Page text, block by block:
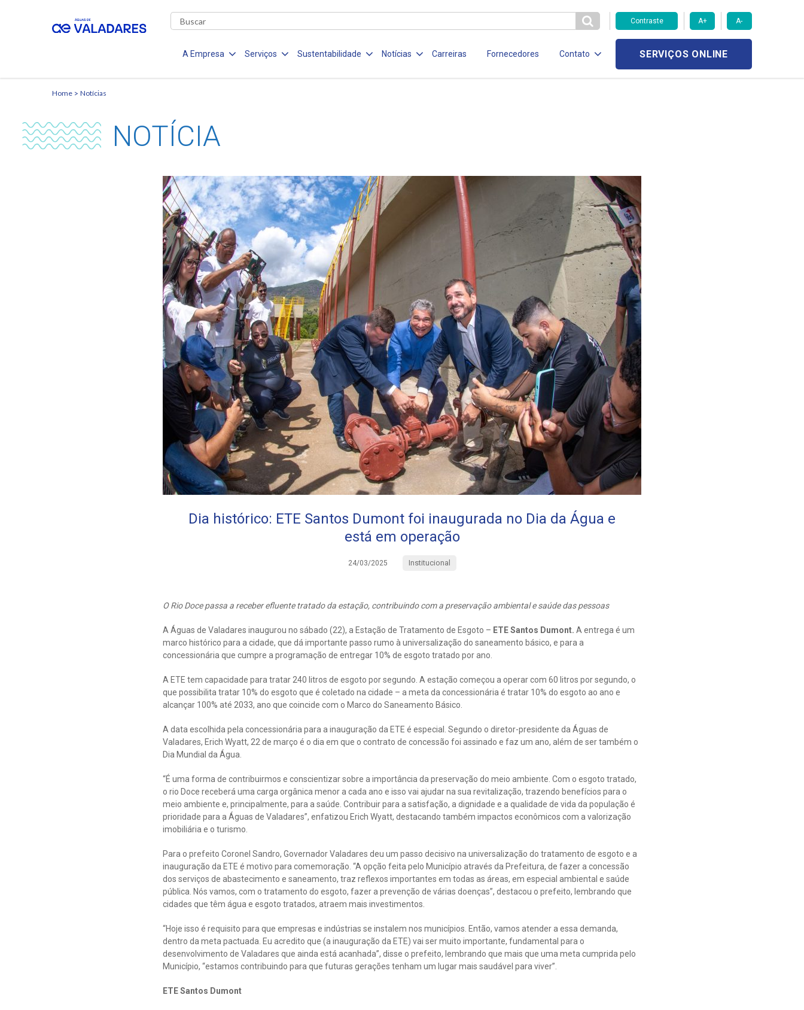
Contraste A+ A-
A Empresa Serviços Sustentabilidade Notícias Carreiras Fornecedores Contato SERVIÇOS ONLINE
Home Notícias
NOTÍCIA
Dia histórico: ETE Santos Dumont foi inaugurada no Dia da Água e
está em operação
24/03/2025 Institucional
O Rio Doce passa a receber efluente tratado da estação, contribuindo com a preservação ambiental e saúde das pessoas
A Águas de Valadares inaugurou no sábado (22), a Estação de Tratamento de Esgoto – ETE Santos Dumont. A entrega é um
marco histórico para a cidade, que dá importante passo rumo à universalização do saneamento básico, e para a
concessionária que cumpre a programação de entregar 10% de esgoto tratado por ano.
A ETE tem capacidade para tratar 240 litros de esgoto por segundo. A estação começou a operar com 60 litros por segundo, o
que possibilita tratar 10% do esgoto que é coletado na cidade – a meta da concessionária é tratar 10% do esgoto ao ano e
alcançar 100% até 2033, ano que coincide com o Marco do Saneamento Básico.
A data escolhida pela concessionária para a inauguração da ETE é especial. Segundo o diretor-presidente da Águas de
Valadares, Erich Wyatt, 22 de março é o dia em que o contrato de concessão foi assinado e faz um ano, além de ser também o
Dia Mundial da Água.
“É uma forma de contribuirmos e conscientizar sobre a importância da preservação do meio ambiente. Com o esgoto tratado,
o rio Doce receberá uma carga orgânica menor a cada ano e isso vai ajudar na sua revitalização, trazendo benefícios para o
meio ambiente e, principalmente, para a saúde. Contribuir para a satisfação, a dignidade e a qualidade de vida da população é
prioridade para a Águas de Valadares”, enfatizou Erich Wyatt, destacando também impactos econômicos com a valorização
imobiliária e o turismo.
Para o prefeito Coronel Sandro, Governador Valadares deu um passo decisivo na universalização do tratamento de esgoto e a
inauguração da ETE é motivo para comemoração. “A opção feita pelo Município através da Prefeitura, de fazer a concessão
dos serviços de abastecimento e saneamento, traz reflexos importantes em todas as áreas, em especial ambiental e saúde
pública. Nós vamos, com o tratamento do esgoto, fazer a prevenção de várias doenças”, destacou o prefeito, lembrando que
cidades que têm água e esgoto tratados, atraem mais investimentos.
“Hoje isso é requisito para que empresas e indústrias se instalem nos municípios. Então, vamos atender a essa demanda,
dentro da meta pactuada. Eu acredito que (a inauguração da ETE) vai ser muito importante, fundamental para o
desenvolvimento de Valadares que ainda está acanhada”, disse o prefeito, lembrando que mais que uma meta cumprida pelo
Município, “estamos contribuindo para que futuras gerações tenham um lugar mais saudável para viver”.
ETE Santos Dumont